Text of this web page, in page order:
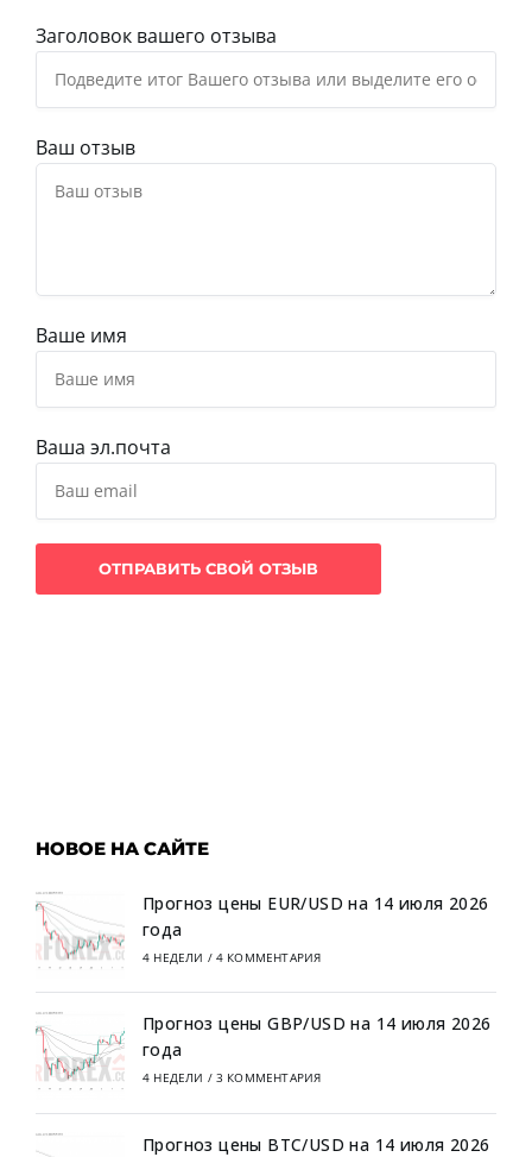
Заголовок вашего отзыва
Ваш отзыв
Ваше имя
Ваша эл.почта
НОВОЕ НА САЙТЕ
Прогноз цены EUR/USD на 14 июля 2026
года
4 НЕДЕЛИ / 4 КОММЕНТАРИЯ
Прогноз цены GBP/USD на 14 июля 2026
года
4 НЕДЕЛИ / 3 КОММЕНТАРИЯ
Прогноз цены BTC/USD на 14 июля 2026